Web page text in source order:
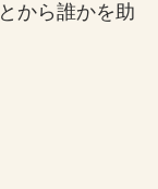
から誰かを助